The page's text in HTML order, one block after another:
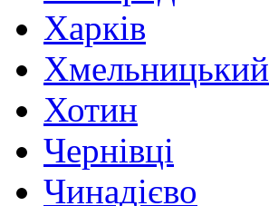
Харків
Хмельницький
Хотин
Чернівці
Чинадієво